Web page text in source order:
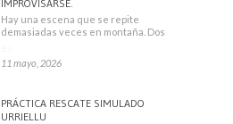
IMPROVISARSE.
Hay una escena que se repite
demasiadas veces en montaña. Dos
11 mayo, 2026
PRÁCTICA RESCATE SIMULADO
URRIELLU